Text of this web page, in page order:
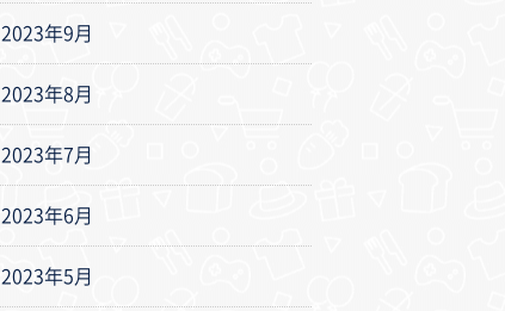
2023年9月
2023年8月
2023年7月
2023年6月
2023年5月